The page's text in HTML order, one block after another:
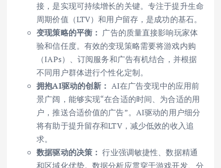
接，是实现可持续增长的关键。专注于提升生命
周期价值（LTV）和用户留存，是成功的基石。
变现策略的平衡： 广告的质量直接影响玩家体
验和信任度。有效的变现策略需要将游戏内购
（IAPs）、订阅服务和广告有机结合，并根据
不同用户群体进行个性化定制。
拥抱AI驱动的创新： AI在广告变现中的应用前
景广阔，能够实现“在合适的时间、为合适的用
户，推送合适价值的广告”。AI驱动的用户细分
将有助于提升留存和LTV，减少低效的收入追
求。
数据驱动的决策： 行业强调敏捷性、数据精通
和区域化优势。数据分析应贯穿于游戏开发、分